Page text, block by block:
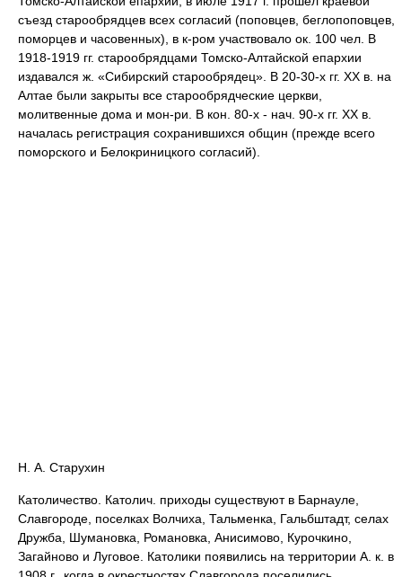
съезд старообрядцев всех согласий (поповцев, беглопоповцев,
поморцев и часовенных), в к-ром участвовало ок. 100 чел. В
1918-1919 гг. старообрядцами Томско-Алтайской епархии
издавался ж. «Сибирский старообрядец». В 20-30-х гг. XX в. на
Алтае были закрыты все старообрядческие церкви,
молитвенные дома и мон-ри. В кон. 80-х - нач. 90-х гг. XX в.
началась регистрация сохранившихся общин (прежде всего
поморского и Белокриницкого согласий).
Н. А. Старухин
Католичество. Католич. приходы существуют в Барнауле,
Славгороде, поселках Волчиха, Тальменка, Гальбштадт, селах
Дружба, Шумановка, Романовка, Анисимово, Курочкино,
Загайново и Луговое. Католики появились на территории А. к. в